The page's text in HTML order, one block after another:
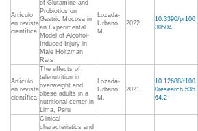
Artículo
en revista
científica
of Glutamine and
Probiotics on
Gastric Mucosa in
an Experimental
Model of Alcohol-
Induced Injury in
Male Holtzman
Rats
Lozada-
Urbano
M.
2022
10.3390/pr100
30504
Artículo
en revista
científica
The effects of
telenutrition in
overweight and
obese adults in a
nutritional center in
Lima, Peru
Lozada-
Urbano
M.
2021
10.12688/f100
0research.535
64.2
Clinical
characteristics and